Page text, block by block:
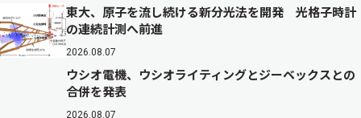
東大、原子を流し続ける新分光法を開発 光格子時計
の連続計測へ前進
2026.08.07
ウシオ電機、ウシオライティングとジーベックスとの
合併を発表
2026.08.07